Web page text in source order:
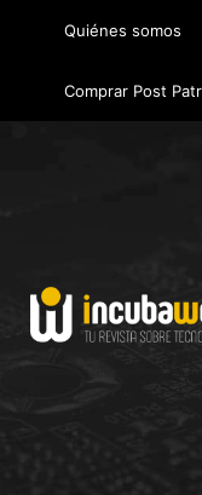
Quiénes somos
Comprar Post